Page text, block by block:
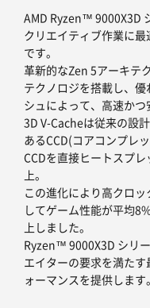
AMD Ryzen™ 9000X3D
クリエイティブ作業に
です。
革新的なZen 5アーキテ
テクノロジを搭載し、
シュによって、高速かつ
3D V-Cacheは従来の設
あるCCD(コアコンプレ
CCDを直接ヒートスプ
上。
この進化により高クロ
してゲーム性能が平均
上しました。
Ryzen™ 9000X3D シリ
エイターの要求を満た
ォーマンスを提供します。